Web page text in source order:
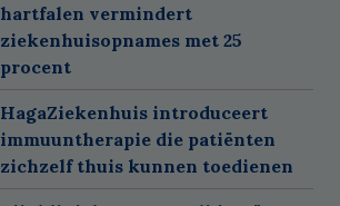
hartfalen vermindert
ziekenhuisopnames met 25
procent
HagaZiekenhuis introduceert
immuuntherapie die patiënten
zichzelf thuis kunnen toedienen